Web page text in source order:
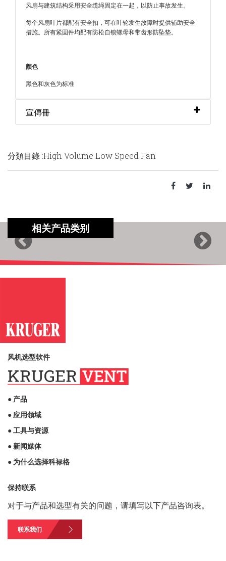
风扇与建筑结构采用安全缆绳固定在一起，以防止事故发生。
每个风扇叶片都配有安全扣，可在叶轮发生故障时提供辅助安全
措施。所有紧固件均配有防松自锁螺母和带齿形防坠垫。
颜色
黑色和灰色为标准
宣傳冊
分類目錄 :High Volume Low Speed Fan
相关产品类别
Previous Next
风机选型软件
● 产品
● 应用领域
● 工具与资源
● 新闻媒体
● 为什么选择科禄格
保持联系
对于与产品和选型有关的问题，请填写以下产品咨询表。
联系我们